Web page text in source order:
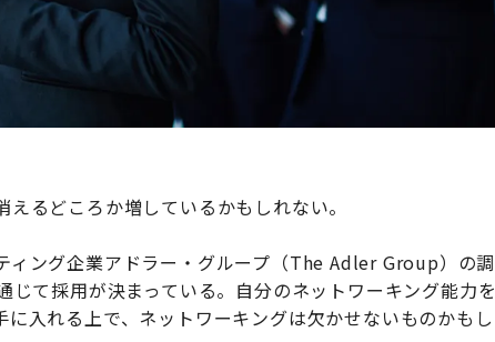
るどころか増しているかもしれない。
ィング企業アドラー・グループ（The Adler Group）の調
て採用が決まっている。自分のネットワーキング能力を
入れる上で、ネットワーキングは欠かせないものかもし